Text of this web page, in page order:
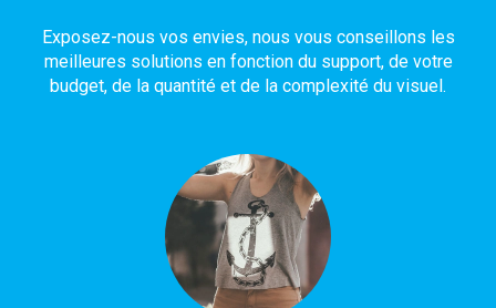
Exposez-nous vos envies, nous vous conseillons les
meilleures solutions en fonction du support, de votre
budget, de la quantité et de la complexité du visuel.